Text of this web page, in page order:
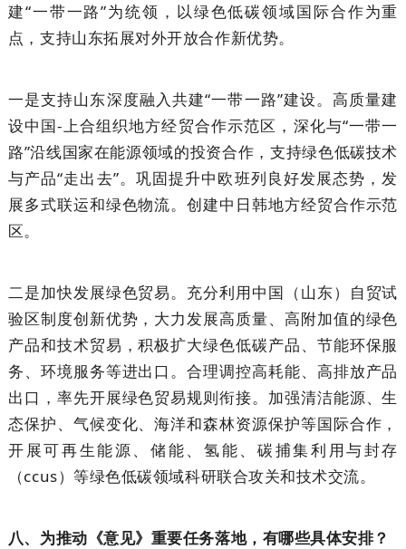
建“一带一路”为统领，以绿色低碳领域国际合作为重
点，支持山东拓展对外开放合作新优势。
一是支持山东深度融入共建“一带一路”建设。高质量建
设中国-上合组织地方经贸合作示范区，深化与“一带一
路”沿线国家在能源领域的投资合作，支持绿色低碳技术
与产品“走出去”。巩固提升中欧班列良好发展态势，发
展多式联运和绿色物流。创建中日韩地方经贸合作示范
区。
二是加快发展绿色贸易。充分利用中国（山东）自贸试
验区制度创新优势，大力发展高质量、高附加值的绿色
产品和技术贸易，积极扩大绿色低碳产品、节能环保服
务、环境服务等进出口。合理调控高耗能、高排放产品
出口，率先开展绿色贸易规则衔接。加强清洁能源、生
态保护、气候变化、海洋和森林资源保护等国际合作，
开展可再生能源、储能、氢能、碳捕集利用与封存
（ccus）等绿色低碳领域科研联合攻关和技术交流。
八、为推动《意见》重要任务落地，有哪些具体安排？